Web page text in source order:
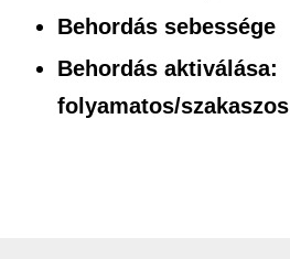
Behordás sebessége
Behordás aktiválása:
folyamatos/szakaszos